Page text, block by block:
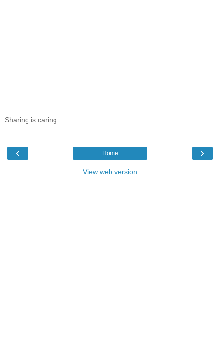
Sharing is caring...
‹ ›
Home
View web version